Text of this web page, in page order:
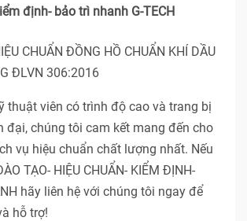
định- bảo trì nhanh G-TECH
CHUẨN ĐỒNG HỒ CHUẨN KHÍ DẦU
ĐLVN 306:2016
thuật viên có trình độ cao và trang bị
đại, chúng tôi cam kết mang đến cho
vụ hiệu chuẩn chất lượng nhất. Nếu
TẠO- HIỆU CHUẨN- KIỂM ĐỊNH-
hãy liên hệ với chúng tôi ngay để
hỗ trợ!